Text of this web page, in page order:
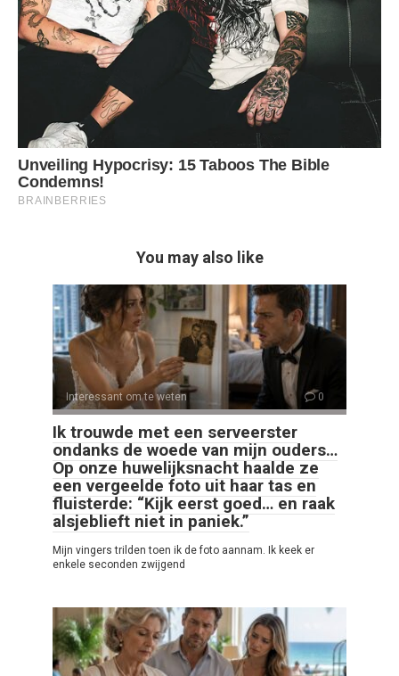
You may also like
Interessant om te weten 0
Ik trouwde met een serveerster
ondanks de woede van mijn ouders…
Op onze huwelijksnacht haalde ze
een vergeelde foto uit haar tas en
fluisterde: “Kijk eerst goed… en raak
alsjeblieft niet in paniek.”
Mijn vingers trilden toen ik de foto aannam. Ik keek er
enkele seconden zwijgend